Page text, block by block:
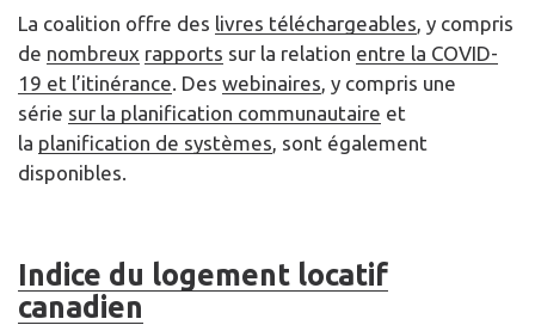
La coalition offre des livres téléchargeables , y compris
de nombreux rapports sur la relation entre la COVID-
19 et l’itinérance . Des webinaires , y compris une
série sur la planification communautaire et
la planification de systèmes , sont également
disponibles.
Indice du logement locatif
canadien